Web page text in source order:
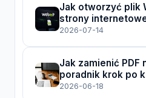
Jak otworzyć plik
strony
2026-07-14
Jak zamienić PDF
poradnik krok po
2026-06-18